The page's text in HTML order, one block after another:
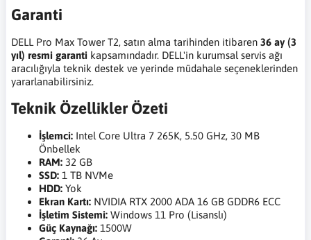
Garanti
DELL Pro Max Tower T2, satın alma tarihinden itibaren 36 ay (3
yıl) resmi garanti kapsamındadır. DELL'in kurumsal servis ağı
aracılığıyla teknik destek ve yerinde müdahale seçeneklerinden
yararlanabilirsiniz.
Teknik Özellikler Özeti
İşlemci: Intel Core Ultra 7 265K, 5.50 GHz, 30 MB
Önbellek
RAM: 32 GB
SSD: 1 TB NVMe
HDD: Yok
Ekran Kartı: NVIDIA RTX 2000 ADA 16 GB GDDR6 ECC
İşletim Sistemi: Windows 11 Pro (Lisanslı)
Güç Kaynağı: 1500W